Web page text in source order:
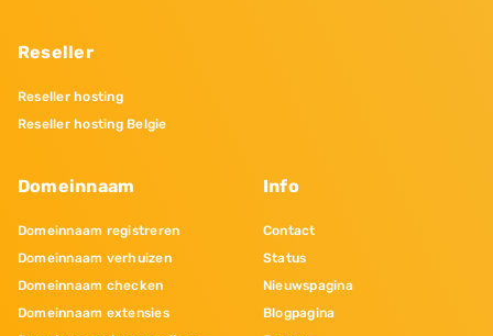
Reseller
Reseller hosting
Reseller hosting Belgie
Domeinnaam
Domeinnaam registreren
Domeinnaam verhuizen
Domeinnaam checken
Domeinnaam extensies
Info
Contact
Status
Nieuwspagina
Blogpagina